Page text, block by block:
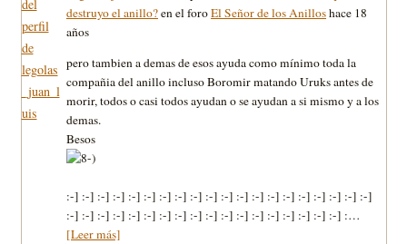
destruyo el anillo?en el foroEl Señor de los Anilloshace 18
años
pero tambien a demas de esos ayuda como mínimo toda la
compañia del anillo incluso Boromir matando Uruks antes de
morir, todos o casi todos ayudan o se ayudan a si mismo y a los
demas.
Besos
:-] :-] :-] :-] :-] :-] :-] :-] :-] :-] :-] :-] :-] :-] :-] :-] :-] :-] :-] :-]
:-] :-] :-] :-] :-] :-] :-] :-] :-] :-] :-] :-] :-] :-] :-] :-] :-] :-] :…
[Leer más]